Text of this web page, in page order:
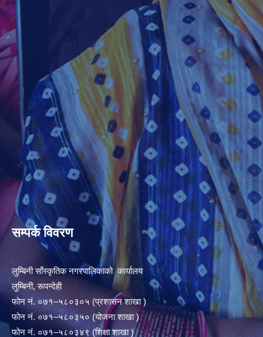
सम्पर्क विवरण
लुम्बिनी साँस्कृतिक नगरपालिकाको कार्यालय
लुम्बिनी, रूपन्देही
फोन नं. ०७१–५८०३०५ (प्रशासन शाखा )
फोन नं. ०७१–५८०३५० (योजना शाखा )
फोन नं. ०७१–५८०३४९ (शिक्षा शाखा )